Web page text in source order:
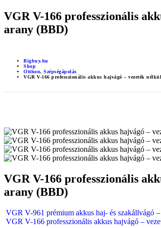
VGR V-166 professzionális
arany (BBD)
Bigbuy.hu
Shop
Otthon, Szépségápolás
VGR V-166 professzionális akkus hajvágó – vezeték
VGR V-166 professzionális
arany (BBD)
VGR V-961 prémium akkus haj- és szakállvágó
VGR V-166 professzionális akkus hajvágó –